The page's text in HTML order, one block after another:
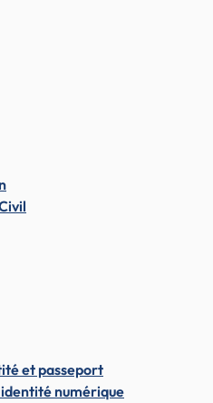
et passeport
numérique